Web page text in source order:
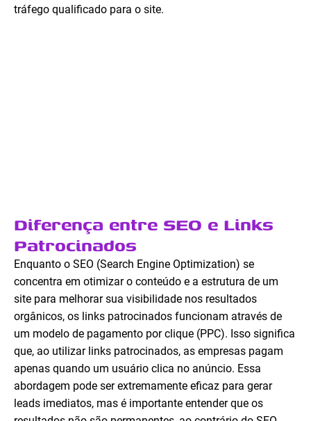
tráfego qualificado para o site.
Diferença entre SEO e Links
Patrocinados
Enquanto o SEO (Search Engine Optimization) se
concentra em otimizar o conteúdo e a estrutura de um
site para melhorar sua visibilidade nos resultados
orgânicos, os links patrocinados funcionam através de
um modelo de pagamento por clique (PPC). Isso significa
que, ao utilizar links patrocinados, as empresas pagam
apenas quando um usuário clica no anúncio. Essa
abordagem pode ser extremamente eficaz para gerar
leads imediatos, mas é importante entender que os